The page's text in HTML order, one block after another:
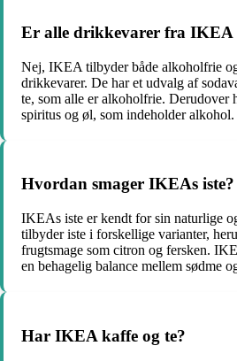
Er alle drikkevarer fra IKEA
Nej, IKEA tilbyder både alkoholfrie
drikkevarer. De har et udvalg af
te, som alle er alkoholfrie. Derudover
spiritus og øl, som indeholder alkohol.
Hvordan smager IKEAs iste?
IKEAs iste er kendt for sin naturlige
tilbyder iste i forskellige varianter,
frugtsmage som citron og fersken.
en behagelig balance mellem sødme
Har IKEA kaffe og te?